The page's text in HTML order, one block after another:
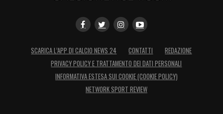
SCARICA L’APP DI CALCIO NEWS 24 CONTATTI
REDAZIONE
PRIVACY POLICY E TRATTAMENTO DEI DATI PERSONALI
INFORMATIVA ESTESA SUI COOKIE (COOKIE POLICY)
NETWORK SPORT REVIEW